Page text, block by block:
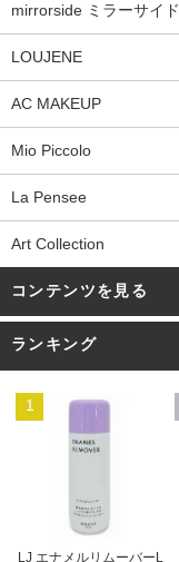
mirrorside ミラーサイド
LOUJENE
AC MAKEUP
Mio Piccolo
La Pensee
Art Collection
コンテンツを見る
ランキング
1
LJ エナメルリムーバーL